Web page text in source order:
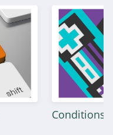
Conditions